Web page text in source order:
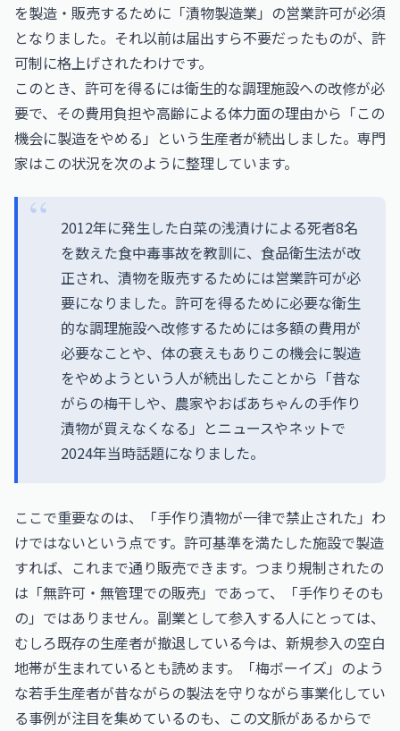
を製造・販売するために「漬物製造業」の営業許可が必須
となりました。それ以前は届出すら不要だったものが、許
可制に格上げされたわけです。
このとき、許可を得るには衛生的な調理施設への改修が必
要で、その費用負担や高齢による体力面の理由から「この
機会に製造をやめる」という生産者が続出しました。専門
家はこの状況を次のように整理しています。
2012年に発生した白菜の浅漬けによる死者8名
を数えた食中毒事故を教訓に、食品衛生法が改
正され、漬物を販売するためには営業許可が必
要になりました。許可を得るために必要な衛生
的な調理施設へ改修するためには多額の費用が
必要なことや、体の衰えもありこの機会に製造
をやめようという人が続出したことから「昔な
がらの梅干しや、農家やおばあちゃんの手作り
漬物が買えなくなる」とニュースやネットで
2024年当時話題になりました。
ここで重要なのは、「手作り漬物が一律で禁止された」わ
けではないという点です。許可基準を満たした施設で製造
すれば、これまで通り販売できます。つまり規制されたの
は「無許可・無管理での販売」であって、「手作りそのも
の」ではありません。副業として参入する人にとっては、
むしろ既存の生産者が撤退している今は、新規参入の空白
地帯が生まれているとも読めます。「梅ボーイズ」のよう
な若手生産者が昔ながらの製法を守りながら事業化してい
る事例が注目を集めているのも、この文脈があるからで